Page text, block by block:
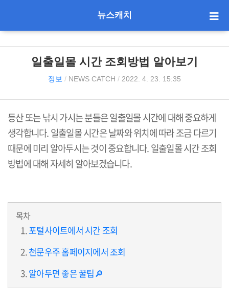
뉴스캐치
일출일몰 시간 조회방법 알아보기
정보 / NEWS CATCH / 2022. 4. 23. 15:35
등산 또는 낚시 가시는 분들은 일출일몰 시간에 대해 중요하게
생각합니다. 일출일몰 시간은 날짜와 위치에 따라 조금 다르기
때문에 미리 알아두시는 것이 중요합니다. 일출일몰 시간 조회
방법에 대해 자세히 알아보겠습니다.
목차
포털사이트에서 시간 조회
천문우주 홈페이지에서 조회
알아두면 좋은 꿀팁🔎